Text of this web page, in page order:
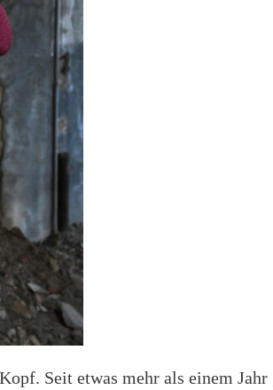
Seit etwas mehr als einem Jahr